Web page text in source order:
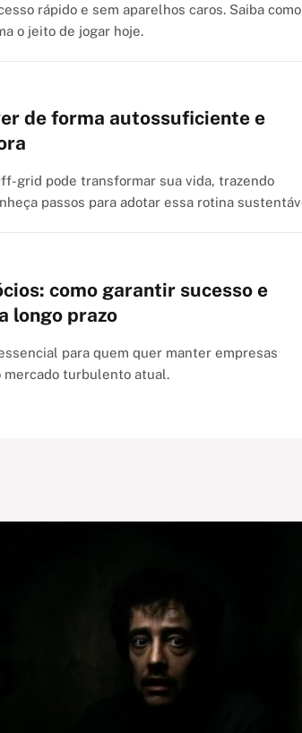
rápido e sem aparelhos caros. Saiba como
o jeito de jogar hoje.
de forma autossuficiente e
grid pode transformar sua vida, trazendo
passos para adotar essa rotina
como garantir sucesso e
longo prazo
para quem quer manter empresas
turbulento atual.